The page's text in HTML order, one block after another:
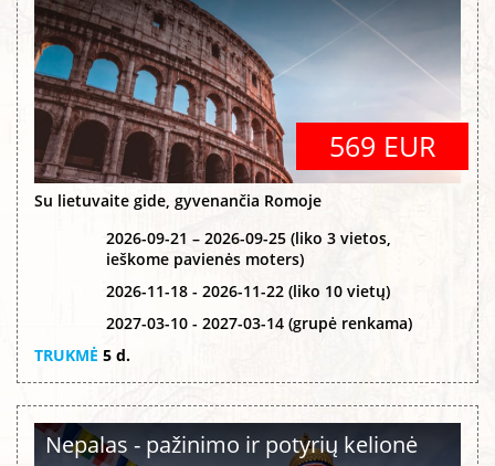
569 EUR
Su lietuvaite gide, gyvenančia Romoje
2026-09-21 – 2026-09-25 (liko 3 vietos,
ieškome pavienės moters)
2026-11-18 - 2026-11-22 (liko 10 vietų)
2027-03-10 - 2027-03-14 (grupė renkama)
TRUKMĖ 5 d.
Nepalas - pažinimo ir potyrių kelionė